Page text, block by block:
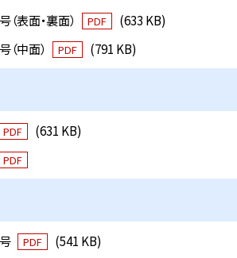
表面・裏面）
PDF
(633 KB)
中面）
PDF (791 KB)
PDF
(631 KB)
PDF
PDF
(541 KB)